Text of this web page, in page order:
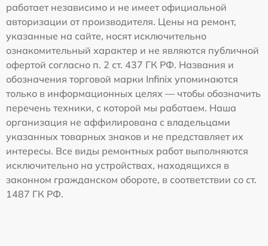
работает независимо и не имеет официальной
авторизации от производителя. Цены на ремонт,
указанные на сайте, носят исключительно
ознакомительный характер и не являются публичной
офертой согласно п. 2 ст. 437 ГК РФ. Названия и
обозначения торговой марки Infinix упоминаются
только в информационных целях — чтобы обозначить
перечень техники, с которой мы работаем. Наша
организация не аффилирована с владельцами
указанных товарных знаков и не представляет их
интересы. Все виды ремонтных работ выполняются
исключительно на устройствах, находящихся в
законном гражданском обороте, в соответствии со ст.
1487 ГК РФ.